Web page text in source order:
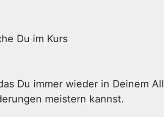
Du im Kurs
Du immer wieder in Deinem
meistern kannst.